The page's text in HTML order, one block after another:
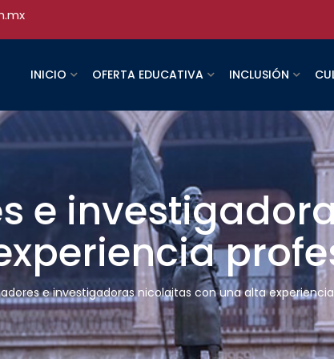
INICIO OFERTA EDUCATIVA INCLUSIÓN
e
e investigadoras nicolaitas con una alta